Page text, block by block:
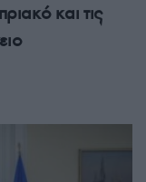
και τις